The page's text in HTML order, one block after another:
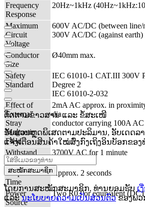
Frequency
Response
20Hz~1kHz
Maximum
Circuit
Voltage
600V AC/DC (between line/
300V AC/DC (against earth)
Conductor
Size
Ø40mm max.
Safety
Standard
IEC 61010-1 CAT.III 300V
Degree 2
IEC 61010-2-032
Effect of
External
Stray
Magnetic
Field
2mA AC approx. in
dia
conductor carrying 100A AC
Withstand
Voltage
3700V AC for 1 minute
Response
Time
Approx. 2 seconds
Power
Source
Two R03 or equivalent
ຕິດຕາມຂ່າວສານ ແລະ ຂໍ້ສະເໜີ
ຮັບສ່ວນຫຼຸດພິເສດຕາມປະລິມານ, ອັບເດດລ
ແຈ້ງເຕືອນສິນຄ້າໃໝ່ສົ່ງກົງເຖິງອິນບັອກຂອງ
ສະໝັກສະມາຊິກ
ໂດຍການສະໝັກສະມາຊິກ, ທ່ານຍອມຮັບ ເ
ແລະນະໂຍບາຍຄວາມເປັນສ່ວນຕົວຂອງພວ